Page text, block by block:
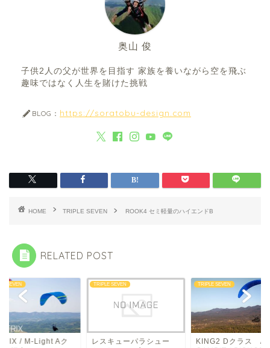
奥山 俊
子供2人の父が世界を目指す 家族を養いながら空を飛ぶ
趣味ではなく人生を賭けた挑戦
BLOG： https://soratobu-design.com
HOME TRIPLE SEVEN ROOK4 セミ軽量のハイエンドB
RELATED POST
SEVEN
/ M-Light Aク
TRIPLE SEVEN
レスキューパラシュー
TRIPLE SEVEN
KING2 Dクラス /